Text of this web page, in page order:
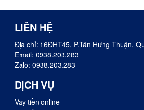
LIÊN HỆ
Địa chỉ: 16ĐHT45, P.Tân Hưng Thuận,
Email: 0938.203.283
Zalo: 0938.203.283
DỊCH VỤ
Vay tiền online